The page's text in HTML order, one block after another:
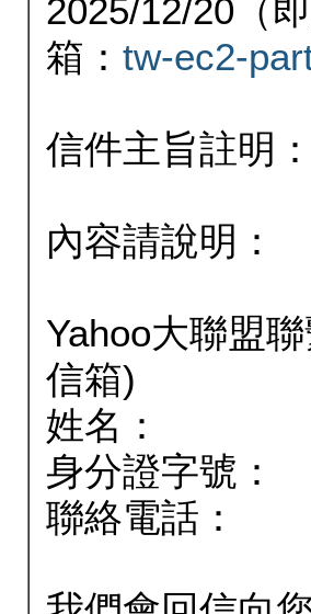
2025/12/20（
箱： tw-ec2-
信件主旨註明
內容請說明：
Yahoo大聯盟
信箱)
姓名：
身分證字號：
聯絡電話：